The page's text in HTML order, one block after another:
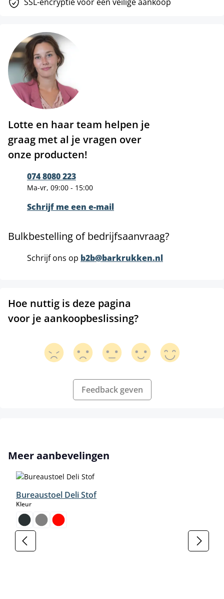
Lotte en haar team helpen je
graag met al je vragen over
onze producten!
074 8080 223
Ma-vr, 09:00 - 15:00
Schrijf me een e-mail
Bulkbestelling of bedrijfsaanvraag?
Schrijf ons op b2b@barkrukken.nl
Hoe nuttig is deze pagina
voor je aankoopbeslissing?
Feedback geven
Productgalerij overslaan
Meer aanbevelingen
Bureaustoel Deli Stof
Kleurselect